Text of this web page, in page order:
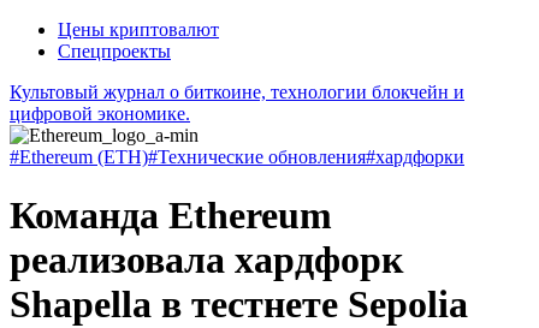
Цены криптовалют
Спецпроекты
Культовый журнал о биткоине, технологии блокчейн и
цифровой экономике.
#Ethereum (ETH)#Технические обновления#хардфорки
Команда Ethereum
реализовала хардфорк
Shapella в тестнете Sepolia